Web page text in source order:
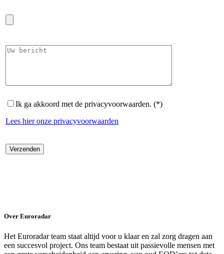
Ik ga akkoord met de privacyvoorwaarden. (*)
Lees hier onze privacyvoorwaarden
Over Euroradar
Het Euroradar team staat altijd voor u klaar en zal zorg dragen aan
een succesvol project. Ons team bestaat uit passievolle mensen met